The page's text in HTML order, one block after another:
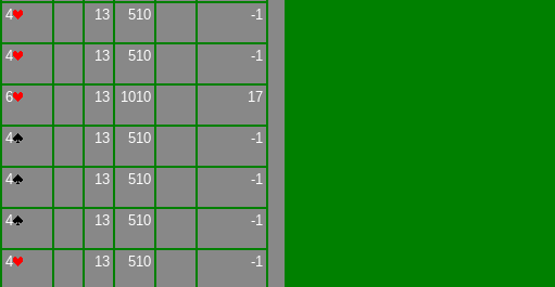
4 13 510 -1
4 13 510 -1
6 13 1010 17
4 13 510 -1
4 13 510 -1
4 13 510 -1
4 13 510 -1